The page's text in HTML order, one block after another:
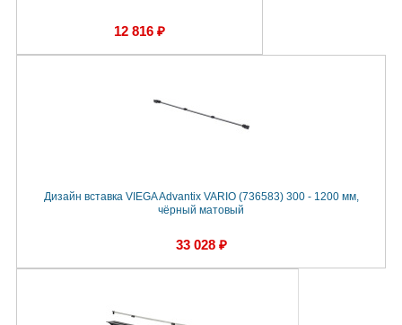
12 816 ₽
Дизайн вставка VIEGA Advantix VARIO (736583) 300 - 1200 мм,
чёрный матовый
33 028 ₽